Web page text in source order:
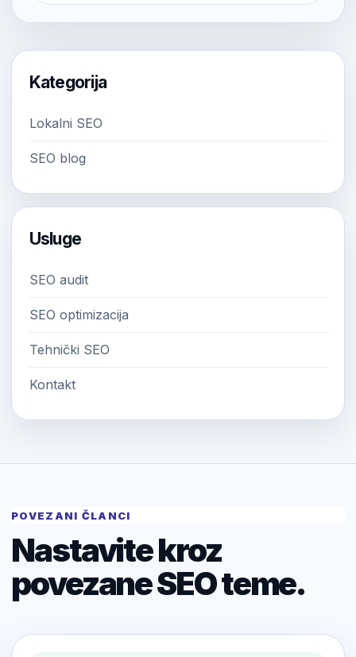
Kategorija
Lokalni SEO
SEO blog
Usluge
SEO audit
SEO optimizacija
Tehnički SEO
Kontakt
POVEZANI ČLANCI
Nastavite kroz
povezane SEO teme.